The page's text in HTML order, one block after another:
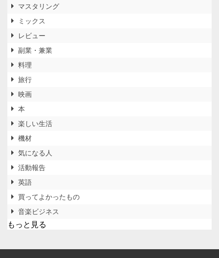
マスタリング
ミックス
レビュー
副業・兼業
料理
旅行
映画
本
楽しい生活
機材
気になる人
活動報告
英語
買ってよかったもの
音楽ビジネス
もっと見る